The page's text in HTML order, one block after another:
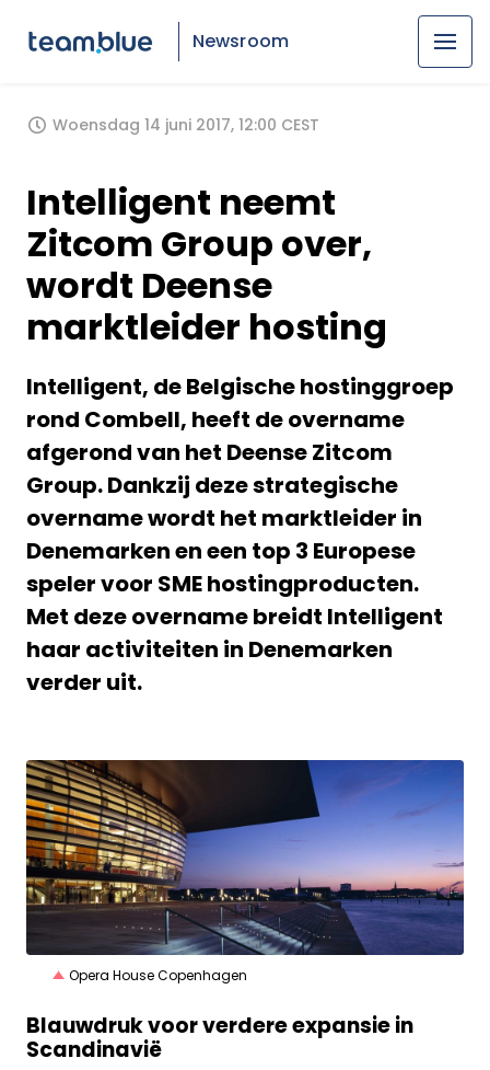
Newsroom
Woensdag 14 juni 2017, 12:00 CEST
Intelligent neemt
Zitcom Group over,
wordt Deense
marktleider hosting
Intelligent, de Belgische hostinggroep
rond Combell, heeft de overname
afgerond van het Deense Zitcom
Group. Dankzij deze strategische
overname wordt het marktleider in
Denemarken en een top 3 Europese
speler voor SME hostingproducten.
Met deze overname breidt Intelligent
haar activiteiten in Denemarken
verder uit.
Opera House Copenhagen
Blauwdruk voor verdere expansie in
Scandinavië